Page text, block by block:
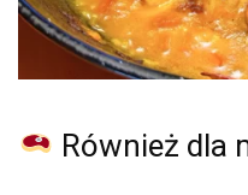
Również dla